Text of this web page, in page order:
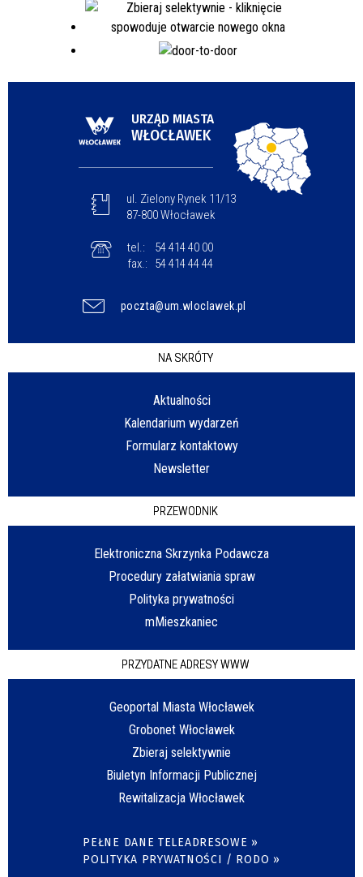
URZĄD MIASTA
WŁOCŁAWEK
ul. Zielony Rynek 11/13
87-800 Włocławek
tel.:
54 414 40 00
fax.:
54 414 44 44
poczta@um.wloclawek.pl
NA SKRÓTY
Aktualności
Kalendarium wydarzeń
Formularz kontaktowy
Newsletter
PRZEWODNIK
Elektroniczna Skrzynka Podawcza
Procedury załatwiania spraw
Polityka prywatności
mMieszkaniec
PRZYDATNE ADRESY WWW
Geoportal Miasta Włocławek
Grobonet Włocławek
Zbieraj selektywnie
Biuletyn Informacji Publicznej
Rewitalizacja Włocławek
PEŁNE DANE TELEADRESOWE »
POLITYKA PRYWATNOŚCI / RODO »